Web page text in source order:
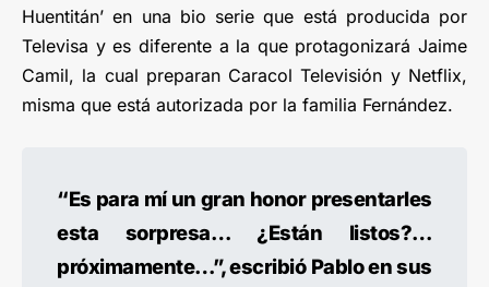
Huentitán’ en una bio serie que está producida por
Televisa y es diferente a la que protagonizará Jaime
Camil, la cual preparan Caracol Televisión y Netflix,
misma que está autorizada por la familia Fernández.
“Es para mí un gran honor presentarles
esta sorpresa… ¿Están listos?…
próximamente…”, escribió Pablo en sus